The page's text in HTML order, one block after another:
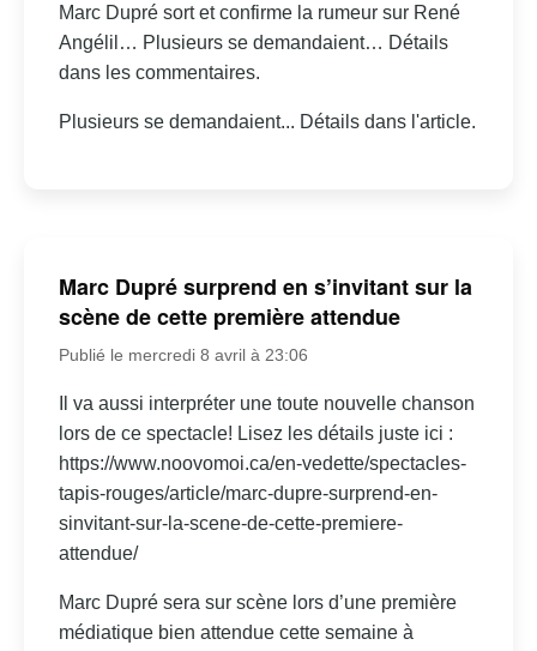
Marc Dupré sort et confirme la rumeur sur René
Angélil… Plusieurs se demandaient… Détails
dans les commentaires.
Plusieurs se demandaient... Détails dans l'article.
Marc Dupré surprend en s’invitant sur la
scène de cette première attendue
Publié le mercredi 8 avril à 23:06
Il va aussi interpréter une toute nouvelle chanson
lors de ce spectacle! Lisez les détails juste ici :
https://www.noovomoi.ca/en-vedette/spectacles-
tapis-rouges/article/marc-dupre-surprend-en-
sinvitant-sur-la-scene-de-cette-premiere-
attendue/
Marc Dupré sera sur scène lors d’une première
médiatique bien attendue cette semaine à